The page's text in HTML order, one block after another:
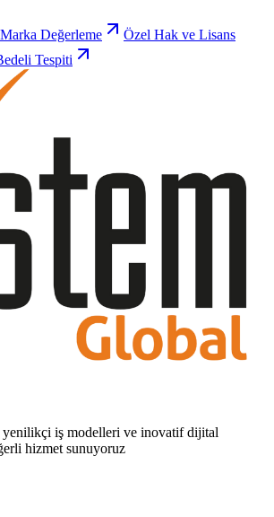
Marka Değerleme
Özel Hak ve Lisans
Tespiti
iş modelleri ve inovatif dijital
hizmet sunuyoruz